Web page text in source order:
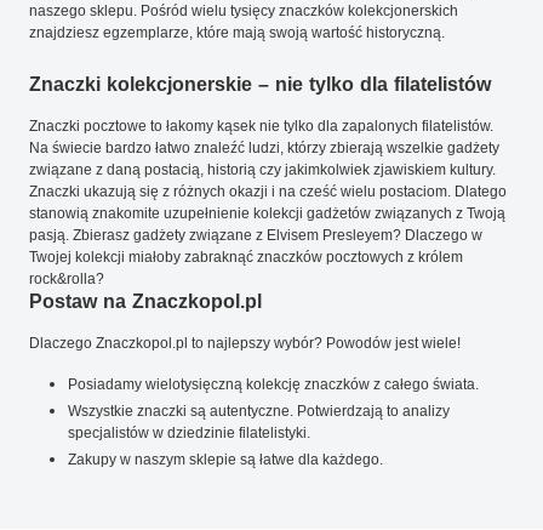
naszego sklepu. Pośród wielu tysięcy znaczków kolekcjonerskich
znajdziesz egzemplarze, które mają swoją wartość historyczną.
Znaczki kolekcjonerskie – nie tylko dla filatelistów
Znaczki pocztowe to łakomy kąsek nie tylko dla zapalonych filatelistów.
Na świecie bardzo łatwo znaleźć ludzi, którzy zbierają wszelkie gadżety
związane z daną postacią, historią czy jakimkolwiek zjawiskiem kultury.
Znaczki ukazują się z różnych okazji i na cześć wielu postaciom. Dlatego
stanowią znakomite uzupełnienie kolekcji gadżetów związanych z Twoją
pasją. Zbierasz gadżety związane z Elvisem Presleyem? Dlaczego w
Twojej kolekcji miałoby zabraknąć znaczków pocztowych z królem
rock&rolla?
Postaw na Znaczkopol.pl
Dlaczego Znaczkopol.pl to najlepszy wybór? Powodów jest wiele!
Posiadamy wielotysięczną kolekcję znaczków z całego świata.
Wszystkie znaczki są autentyczne. Potwierdzają to analizy
specjalistów w dziedzinie filatelistyki.
Zakupy w naszym sklepie są łatwe dla każdego.